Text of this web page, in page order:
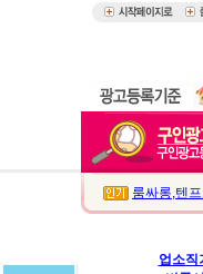
룸싸롱,텐
업소직